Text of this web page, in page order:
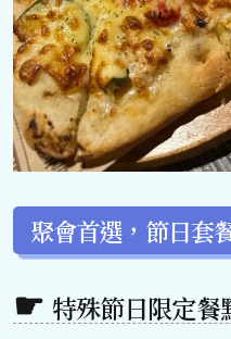
聚會首選，節日套
特殊節日限定餐